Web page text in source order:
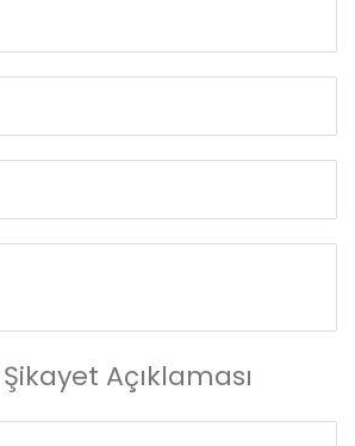
Açıklaması